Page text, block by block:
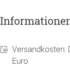
Versandkosten:
Euro